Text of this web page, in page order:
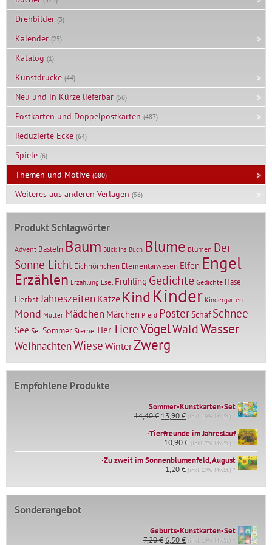
Drehbilder (3)
Kalender (25)
Katalog (1)
Kunstdrucke (44)
Neu und in Kürze lieferbar (56)
Postkarten und Doppelpostkarten (487)
Reduzierte Ecke (64)
Spiele (6)
Themen und Motive (680)
Weiteres aus anderen Verlagen (56)
Produkt Schlagwörter
Advent Basteln Baum Blick ins Buch Blume Blumen Der
Sonne Licht Eichhörnchen Elementarwesen Elfen Engel
Erzählen Erzählung Esel Frühling Gedichte Gedichte Hase
HerbstJahreszeitenKatze KindKinder Kindergarten
Mond Mutter Mädchen Märchen Pferd PosterSchaf Schnee
See Set Sommer Sterne TierTiereVögelWaldWasser
WeihnachtenWiese WinterZwerg
Empfohlene Produkte
Sommer-Kunstkarten-Set
14,40€ Ursprünglicher
Preis
war:
14,40 €
13,90€Aktueller
Preis
ist:
13,90 €.
(inkl. 19% MwSt.) *
∙Tierfreunde im Jahreslauf
10,90€ (inkl. 7% MwSt.) *
∙Zu zweit im Sonnenblumenfeld, August
1,20€ (inkl. 19% MwSt.) *
Sonderangebot
Geburts-Kunstkarten-Set
7,20€Ursprünglicher
6,50€Aktueller
(inkl. 19% MwSt.) *